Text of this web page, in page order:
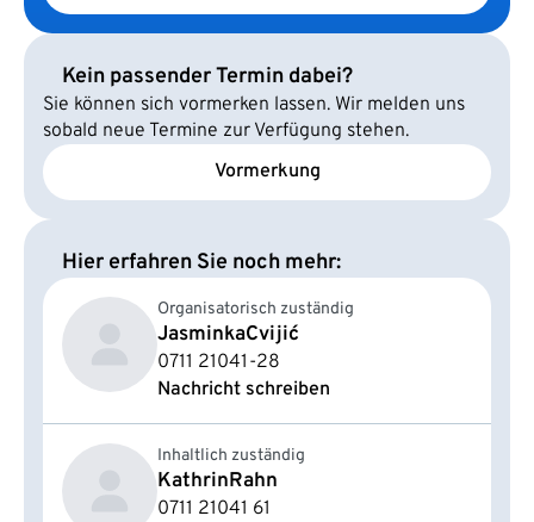
Kein passender Termin dabei?
Sie können sich vormerken lassen. Wir melden uns
sobald neue Termine zur Verfügung stehen.
Vormerkung
Hier erfahren Sie noch mehr:
Organisatorisch zuständig
JasminkaCvijić
0711 21041-28
Nachricht schreiben
Inhaltlich zuständig
KathrinRahn
0711 21041 61